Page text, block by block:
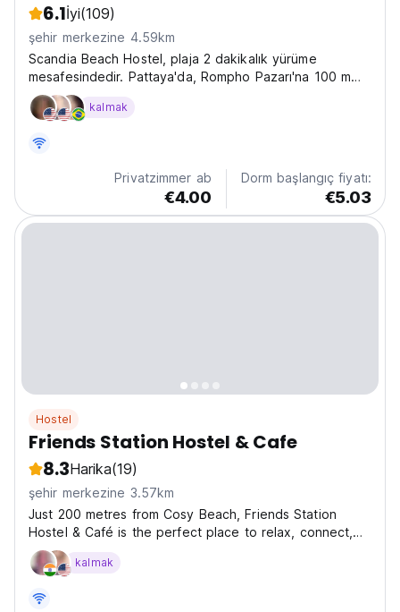
6.1İyi(109)
şehir merkezine 4.59km
Scandia Beach Hostel, plaja 2 dakikalık yürüme
mesafesindedir. Pattaya'da, Rompho Pazarı'na 100 m
uzaklıkta yer almaktadır
kalmak
Privatzimmer ab
€4.00
Dorm başlangıç fiyatı:
€5.03
Hostel
Friends Station Hostel & Cafe
8.3Harika(19)
şehir merkezine 3.57km
Just 200 metres from Cosy Beach, Friends Station
Hostel & Café is the perfect place to relax, connect,
and explore Pattaya. Whether you're a solo traveller
looking to meet new people, a backpacker on an
comfortable...
kalmak